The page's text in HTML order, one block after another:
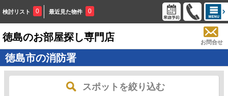
検討リスト 0 最近見た物件 0
徳島のお部屋探し専門店 お問合せ
徳島市の消防署
スポットを絞り込む